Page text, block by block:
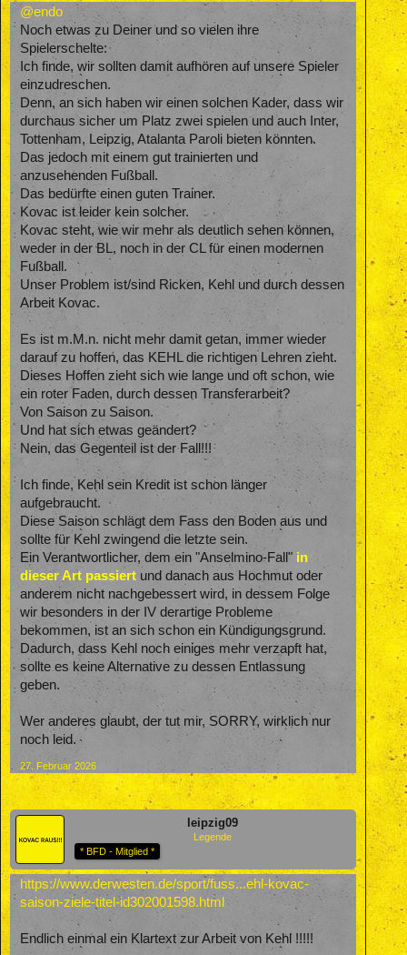
@endo
Noch etwas zu Deiner und so vielen ihre
Spielerschelte:
Ich finde, wir sollten damit aufhören auf unsere Spieler
einzudreschen.
Denn, an sich haben wir einen solchen Kader, dass wir
durchaus sicher um Platz zwei spielen und auch Inter,
Tottenham, Leipzig, Atalanta Paroli bieten könnten.
Das jedoch mit einem gut trainierten und
anzusehenden Fußball.
Das bedürfte einen guten Trainer.
Kovac ist leider kein solcher.
Kovac steht, wie wir mehr als deutlich sehen können,
weder in der BL, noch in der CL für einen modernen
Fußball.
Unser Problem ist/sind Ricken, Kehl und durch dessen
Arbeit Kovac.
Es ist m.M.n. nicht mehr damit getan, immer wieder
darauf zu hoffen, das KEHL die richtigen Lehren zieht.
Dieses Hoffen zieht sich wie lange und oft schon, wie
ein roter Faden, durch dessen Transferarbeit?
Von Saison zu Saison.
Und hat sich etwas geändert?
Nein, das Gegenteil ist der Fall!!!
Ich finde, Kehl sein Kredit ist schon länger
aufgebraucht.
Diese Saison schlägt dem Fass den Boden aus und
sollte für Kehl zwingend die letzte sein.
Ein Verantwortlicher, dem ein "Anselmino-Fall" in
dieser Art passiert und danach aus Hochmut oder
anderem nicht nachgebessert wird, in dessem Folge
wir besonders in der IV derartige Probleme
bekommen, ist an sich schon ein Kündigungsgrund.
Dadurch, dass Kehl noch einiges mehr verzapft hat,
sollte es keine Alternative zu dessen Entlassung
geben.
Wer anderes glaubt, der tut mir, SORRY, wirklich nur
noch leid.
27. Februar 2026
leipzig09
Legende
* BFD - Mitglied *
https://www.derwesten.de/sport/fuss...ehl-kovac-
saison-ziele-titel-id302001598.html
Endlich einmal ein Klartext zur Arbeit von Kehl !!!!!